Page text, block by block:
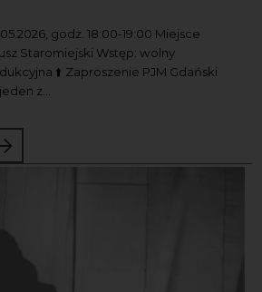
godz. 18:00-19:00 Miejsce
Staromiejski Wstęp: wolny
⬆️ Zaproszenie PJM Gdański
z...
mieści się…” Ratusz jako